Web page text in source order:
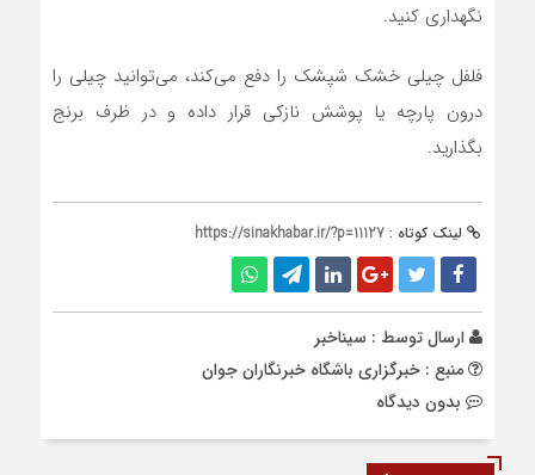
نگهداری کنید.
فلفل چیلی خشک شپشک را دفع می‌کند، می‌توانید چیلی را
درون پارچه یا پوشش نازکی قرار داده و در ظرف برنج
بگذارید.
لینک کوتاه : https://sinakhabar.ir/?p=11127
ارسال توسط : سیناخبر
منبع : خبرگزاری باشگاه خبرنگاران جوان
بدون دیدگاه